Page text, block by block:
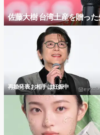
佐藤大樹 台湾土産を贈っ
再婚発表 お相手は妊娠中